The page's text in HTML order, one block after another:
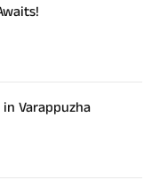
in Varappuzha